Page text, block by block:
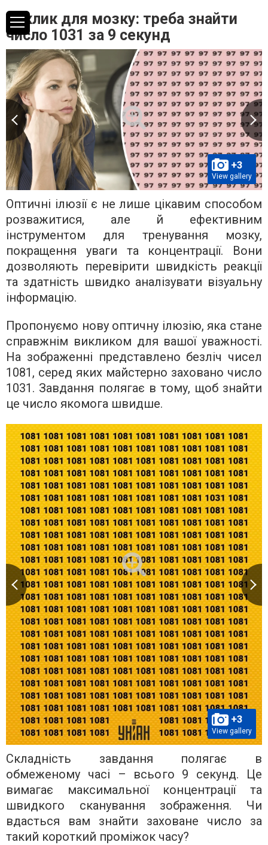
Виклик для мозку: треба знайти
число 1031 за 9 секунд
+3
View gallery
Оптичні ілюзії є не лише цікавим способом
розважитися, але й ефективним
інструментом для тренування мозку,
покращення уваги та концентрації. Вони
дозволяють перевірити швидкість реакції
та здатність швидко аналізувати візуальну
інформацію.
Пропонуємо нову оптичну ілюзію, яка стане
справжнім викликом для вашої уважності.
На зображенні представлено безліч чисел
1081, серед яких майстерно заховано число
1031. Завдання полягає в тому, щоб знайти
це число якомога швидше.
+3
View gallery
Складність завдання полягає в
обмеженому часі – всього 9 секунд. Це
вимагає максимальної концентрації та
швидкого сканування зображення. Чи
вдасться вам знайти заховане число за
такий короткий проміжок часу?